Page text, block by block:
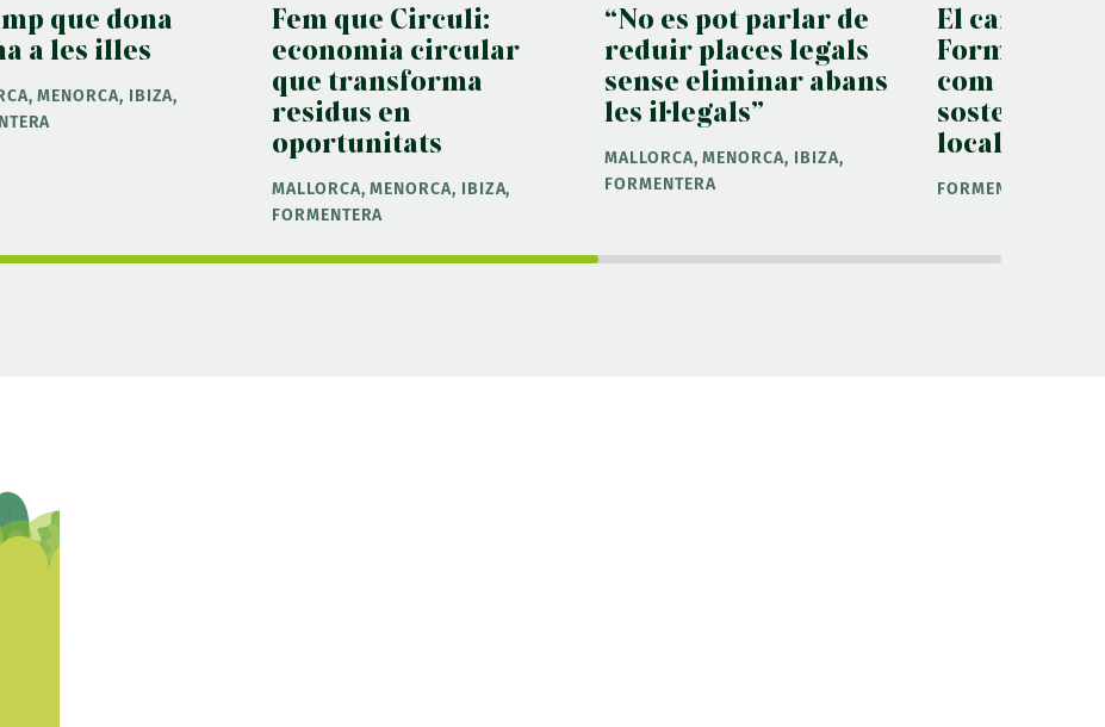
que dona
a les illes
MENORCA, IBIZA,
Fem que Circuli:
economia circular
que transforma
residus en
oportunitats
MALLORCA, MENORCA, IBIZA,
FORMENTERA
“No es pot parlar de
reduir places legals
sense eliminar abans
les il·legals”
MALLORCA, MENORCA, IBIZA,
FORMENTERA
El camp
com a
local
FORMENTERA